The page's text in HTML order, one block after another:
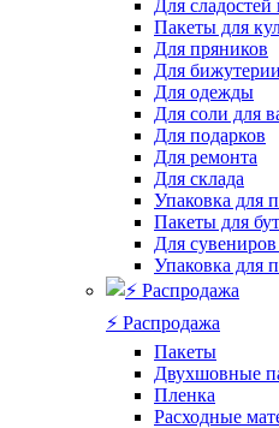
Для сладостей
Пакеты для
Для пряников
Для бижутерии
Для одежды
Для соли для
Для подарков
Для ремонта
Для склада
Упаковка для
Пакеты для
Для
Упаковка для
⚡️ Распродажа
Пакеты
Двухшовные
Пленка
Расходные